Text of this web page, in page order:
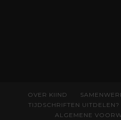
OVER KIIND
TIJDSCHRIFTEN UITDELEN?
ALGEMENE